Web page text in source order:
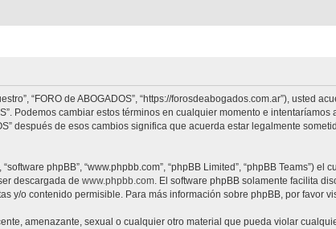
“FORO de ABOGADOS”, “https://forosdeabogados.com.ar”), usted
Podemos cambiar estos términos en cualquier momento e
después de esos cambios significa que acuerda estar legalmente
phpBB”, “www.phpbb.com”, “phpBB Limited”, “phpBB Teams”)
descargada de www.phpbb.com . El software phpBB solamente facilita
y/o contenido permisible. Para más información sobre phpBB, por favor
amenazante, sexual o cualquier otro material que pueda violar